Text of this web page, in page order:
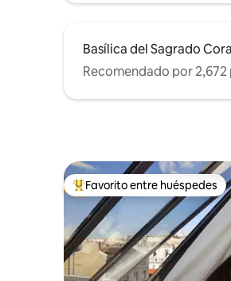
Basílica del Sagrado
Recomendado por
Favorito entre huéspedes
Favorito entre huéspedes